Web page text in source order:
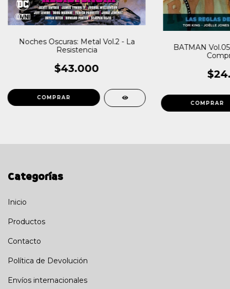
Noches Oscuras: Metal Vol.2 - La
Resistencia
$43.000
BATMAN
Categorías
Inicio
Productos
Contacto
Política de Devolución
Envíos internacionales